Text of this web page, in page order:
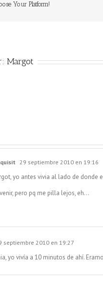
Your Platform!
Margot
29 septiembre 2010 en 19:16
yo antes vivia al lado de donde
pero pq me pilla lejos, eh…
septiembre 2010 en 19:27
yo vivía a 10 minutos de ahí.